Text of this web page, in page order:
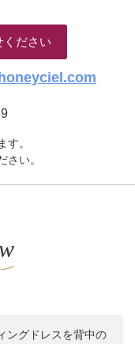
ください
す。
さい。
ングドレスを背中の